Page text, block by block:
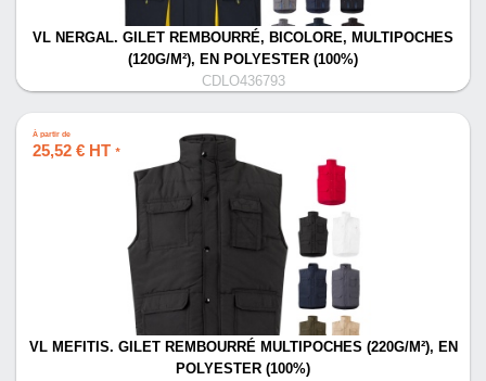
VL NERGAL. GILET REMBOURRÉ, BICOLORE, MULTIPOCHES
(120G/M²), EN POLYESTER (100%)
CDLO436793
À partir de
25,52 € HT *
VL MEFITIS. GILET REMBOURRÉ MULTIPOCHES (220G/M²), EN
POLYESTER (100%)